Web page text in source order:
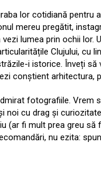
lor cotidiană pentru
mereu pregătit,
lumea prin ochii lor.
Clujului, cu
i istorice. Înveți
conștient arhitectura,
fotografiile. Vrem
noi cu drag și
(ar fi mult prea greu
nu ezita: